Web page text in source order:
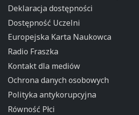
Deklaracja dostępności
Dostępność Uczelni
Europejska Karta Naukowca
Radio Fraszka
Kontakt dla mediów
Ochrona danych osobowych
Polityka antykorupcyjna
Równość Płci